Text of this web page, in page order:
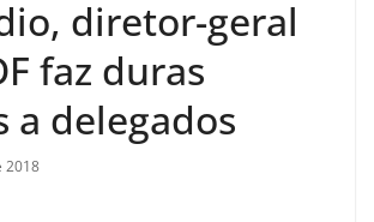
diretor-geral
faz duras
a delegados
2018